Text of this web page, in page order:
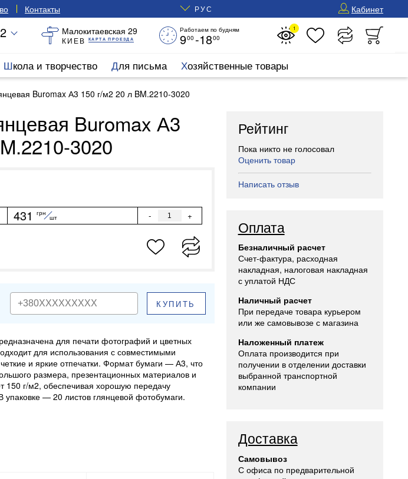
Контакты РУС Кабинет
Малокитаевская 29
КИЕВ КАРТА ПРОЕЗДА
Работаем по будням
900 -1800
1
Школа и творчество Для письма Хозяйственные товары
Buromax А3 150 г/м2 20 л BM.2210-3020
Buromax А3
3020
431 грн
шт - +
КУПИТЬ
для печати фотографий и цветных
для использования с совместимыми
и яркие отпечатки. Формат бумаги — А3, что
размера, презентационных материалов и
150 г/м2, обеспечивая хорошую передачу
упаковке — 20 листов глянцевой фотобумаги.
Рейтинг
Пока никто не голосовал
Оценить товар
Написать отзыв
Оплата
Безналичный расчет
Счет-фактура, расходная
накладная, налоговая накладная
с уплатой НДС
Наличный расчет
При передаче товара курьером
или же самовывозе с магазина
Наложенный платеж
Оплата производится при
получении в отделении доставки
выбранной транспортной
компании
Доставка
Самовывоз
С офиса по предварительной